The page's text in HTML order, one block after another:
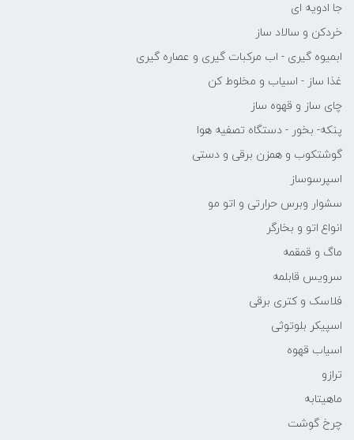
جا ادویه ای
خردکن و سالاد ساز
ابمیوه گیری - اب مرکبات گیری و عصاره گیری
غذا ساز - اسیاب و مخلوط کن
چای ساز و قهوه ساز
پنکه- بخور - دستگاه تصفیه هوا
گوشتکوب و همزن برقی و دستی
اسپرسوساز
سشوار وبرس حرارتی و اتو مو
انواع اتو و بخارگر
ماگ و قمقمه
سرویس قابلمه
فلاسک و کتری برقی
اسپیکر بلوتوثی
اسیاب قهوه
ترازو
ماهیتابه
چرخ گوشت